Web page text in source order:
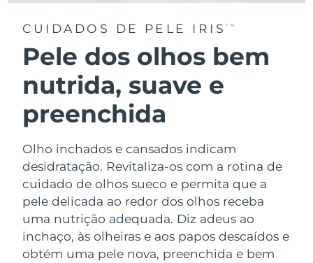
CUIDADOS DE PELE IRISTM
Pele dos olhos bem
nutrida, suave e
preenchida
Olho inchados e cansados indicam
desidratação. Revitaliza-os com a rotina de
cuidado de olhos sueco e permita que a
pele delicada ao redor dos olhos receba
uma nutrição adequada. Diz adeus ao
inchaço, às olheiras e aos papos descaídos e
obtém uma pele nova, preenchida e bem